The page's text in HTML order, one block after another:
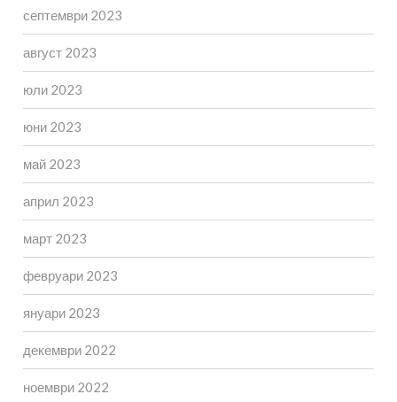
септември 2023
август 2023
юли 2023
юни 2023
май 2023
април 2023
март 2023
февруари 2023
януари 2023
декември 2022
ноември 2022